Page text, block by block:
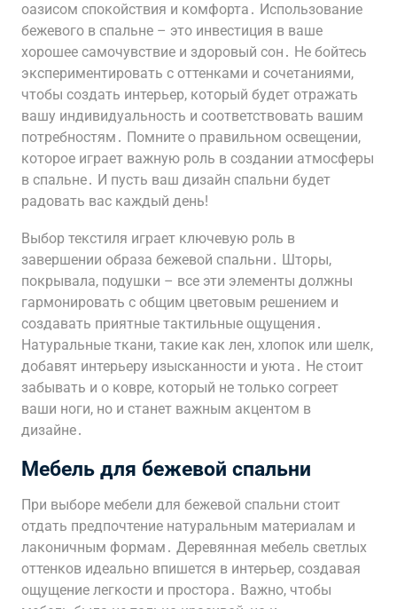
оазисом спокойствия и комфорта․ Использование
бежевого в спальне – это инвестиция в ваше
хорошее самочувствие и здоровый сон․ Не бойтесь
экспериментировать с оттенками и сочетаниями,
чтобы создать интерьер, который будет отражать
вашу индивидуальность и соответствовать вашим
потребностям․ Помните о правильном освещении,
которое играет важную роль в создании атмосферы
в спальне․ И пусть ваш дизайн спальни будет
радовать вас каждый день!
Выбор текстиля играет ключевую роль в
завершении образа бежевой спальни․ Шторы,
покрывала, подушки – все эти элементы должны
гармонировать с общим цветовым решением и
создавать приятные тактильные ощущения․
Натуральные ткани, такие как лен, хлопок или шелк,
добавят интерьеру изысканности и уюта․ Не стоит
забывать и о ковре, который не только согреет
ваши ноги, но и станет важным акцентом в
дизайне․
Мебель для бежевой спальни
При выборе мебели для бежевой спальни стоит
отдать предпочтение натуральным материалам и
лаконичным формам․ Деревянная мебель светлых
оттенков идеально впишется в интерьер, создавая
ощущение легкости и простора․ Важно, чтобы